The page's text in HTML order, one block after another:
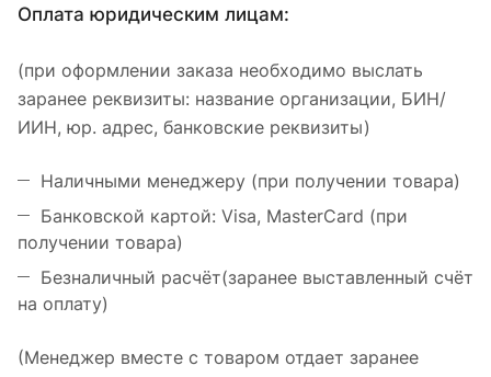
Оплата юридическим лицам:
(при оформлении заказа необходимо выслать
заранее реквизиты: название организации, БИН/
ИИН, юр. адрес, банковские реквизиты)
Наличными менеджеру (при получении товара)
Банковской картой: Visa, MasterCard (при
получении товара)
Безналичный расчёт(заранее выставленный счёт
на оплату)
(Менеджер вместе с товаром отдает заранее